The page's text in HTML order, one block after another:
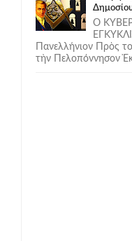
Δημοσίου
Ο
Πανελλήνιον Πρὸς
τὴν Πελοπόννησον